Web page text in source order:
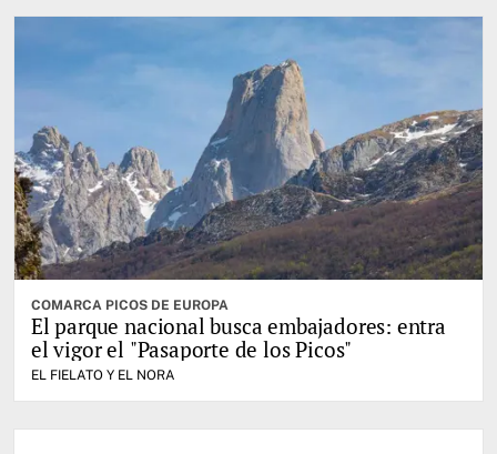
COMARCA PICOS DE EUROPA
El parque nacional busca embajadores: entra
el vigor el "Pasaporte de los Picos"
EL FIELATO Y EL NORA